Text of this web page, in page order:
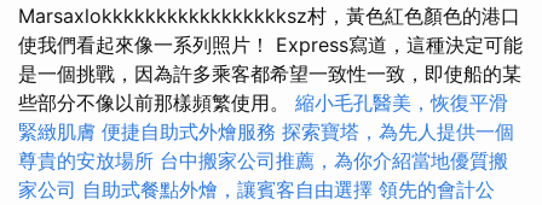
Marsaxlokkkkkkkkkkkkkkkkksz村，黃色紅色顏色的港口
使我們看起來像一系列照片！ Express寫道，這種決定可能
是一個挑戰，因為許多乘客都希望一致性一致，即使船的某
些部分不像以前那樣頻繁使用。 縮小毛孔醫美，恢復平滑
緊緻肌膚 便捷自助式外燴服務 探索寶塔，為先人提供一個
尊貴的安放場所 台中搬家公司推薦，為你介紹當地優質搬
家公司 自助式餐點外燴，讓賓客自由選擇 領先的會計公